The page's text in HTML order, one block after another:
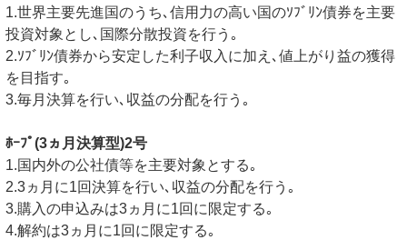
1.世界主要先進国のうち､信用力の高い国のｿﾌﾞﾘﾝ債券を主要
投資対象とし､国際分散投資を行う｡
2.ｿﾌﾞﾘﾝ債券から安定した利子収入に加え､値上がり益の獲得
を目指す｡
3.毎月決算を行い､収益の分配を行う｡
ﾎｰﾌﾟ(3ヵ月決算型)2号
1.国内外の公社債等を主要対象とする｡
2.3ヵ月に1回決算を行い､収益の分配を行う｡
3.購入の申込みは3ヵ月に1回に限定する｡
4.解約は3ヵ月に1回に限定する｡